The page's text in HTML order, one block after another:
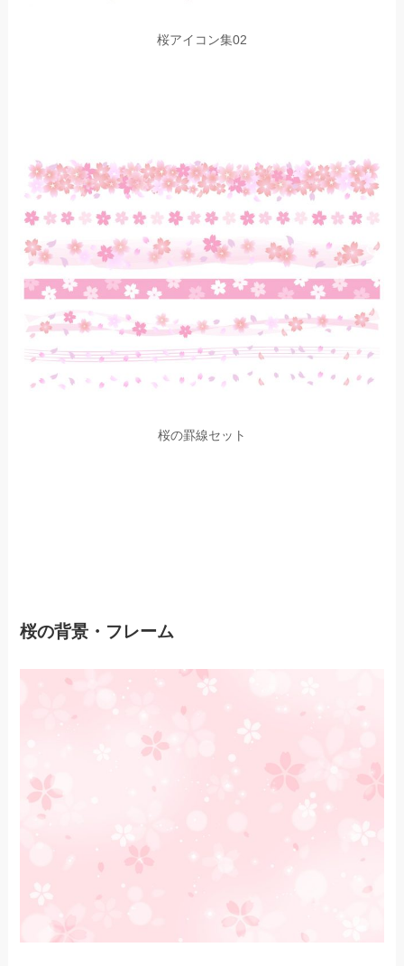
桜アイコン集02
桜の罫線セット
桜の背景・フレーム